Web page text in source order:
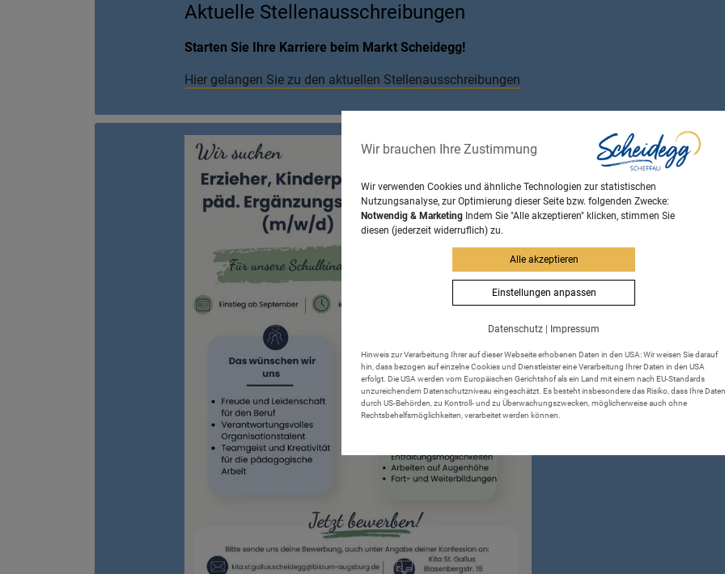
Aktuelle Stellenausschreibungen
Starten Sie Ihre Karriere beim Markt Scheidegg!
Hier gelangen Sie zu den aktuellen Stellenausschreibungen
Wir brauchen Ihre Zustimmung
Wir verwenden Cookies und ähnliche Technologien zur statistischen
Nutzungsanalyse, zur Optimierung dieser Seite bzw. folgenden Zwecke:
Notwendig & Marketing Indem Sie "Alle akzeptieren" klicken, stimmen Sie
diesen (jederzeit widerruflich) zu.
Alle akzeptieren
Einstellungen anpassen
Datenschutz Impressum
Hinweis zur Verarbeitung Ihrer auf dieser Webseite erhobenen Daten in den USA: Wir weisen Sie darauf
hin, dass bezogen auf einzelne Cookies und Dienstleister eine Verarbeitung Ihrer Daten in den USA
erfolgt. Die USA werden vom Europäischen Gerichtshof als ein Land mit einem nach EU-Standards
unzureichendem Datenschutzniveau eingeschätzt. Es besteht insbesondere das Risiko, dass Ihre Daten
durch US-Behörden, zu Kontroll- und zu Überwachungszwecken, möglicherweise auch ohne
Rechtsbehelfsmöglichkeiten, verarbeitet werden können.